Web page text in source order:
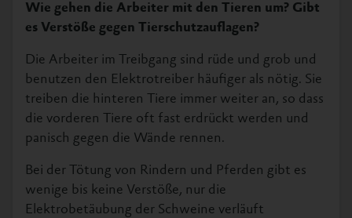
Wie gehen die Arbeiter mit den Tieren um? Gibt
es Verstöße gegen Tierschutzauflagen?
Die Arbeiter im Treibgang sind rüde und grob und
benutzen den Elektrotreiber häufiger als nötig. Sie
treiben die hinteren Tiere immer weiter an, so dass
die vorderen Tiere oft fast erdrückt werden und
panisch gegen die Wände rennen.
Bei der Tötung von Rindern und Pferden gibt es
wenige bis keine Verstöße, nur die
Elektrobetäubung der Schweine verläuft